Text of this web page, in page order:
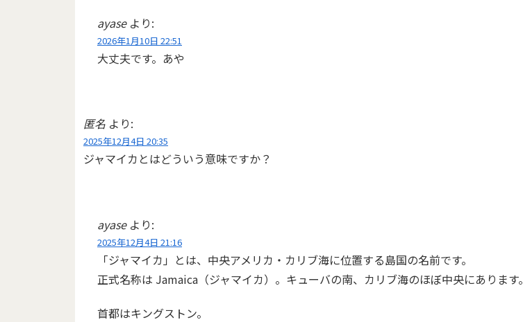
ayase より:
2026年1月10日 22:51
大丈夫です。あや
匿名 より:
2025年12月4日 20:35
ジャマイカとはどういう意味ですか？
ayase より:
2025年12月4日 21:16
「ジャマイカ」とは、中央アメリカ・カリブ海に位置する島国の名前です。
正式名称は Jamaica（ジャマイカ）。キューバの南、カリブ海のほぼ中央にあります。
首都はキングストン。